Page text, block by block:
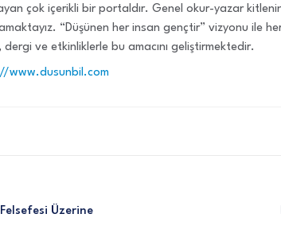
çok içerikli bir portaldır. Genel okur-yazar
“Düşünen her insan gençtir” vizyonu ile
dergi ve etkinliklerle bu amacını geliştirmektedir.
www.dusunbil.com
Üzerine